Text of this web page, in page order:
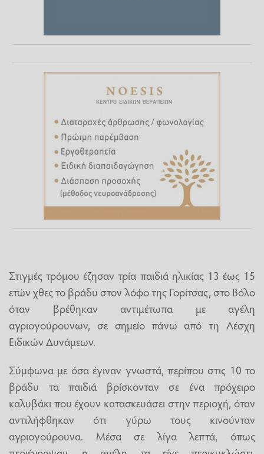
Στιγμές τρόμου έζησαν τρία παιδιά ηλικίας 13 έως 15
ετών χθες το βράδυ στον λόφο της Γορίτσας, στο Βόλο
όταν βρέθηκαν αντιμέτωπα με αγέλη
αγριογούρουνων, σε σημείο πάνω από τη Λέσχη
Ειδικών Δυνάμεων.
Σύμφωνα με όσα έγιναν γνωστά, περίπου στις 10 το
βράδυ τα παιδιά βρίσκονταν σε ένα πρόχειρο
καλυβάκι που έχουν κατασκευάσει στην περιοχή, όταν
αντιλήφθηκαν ότι γύρω τους κινούνταν
αγριογούρουνα. Μέσα σε λίγα λεπτά, όπως